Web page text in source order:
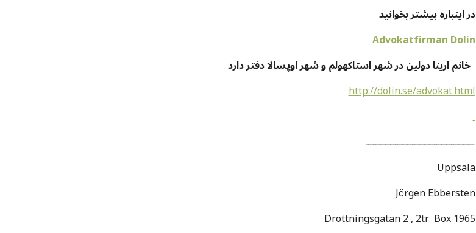
در اینباره بیشتر بخوانید
Advokatfirman Dolin
خانم ارینا دولین در شهر استاکهولم و شهر اوپسالا دفتر دارد
http://dolin.se/advokat.html
ــــــــــــــــــــــــــــــــــــــــــــ
Uppsala
Jörgen Ebbersten
Drottningsgatan 2 , 2tr Box 1965